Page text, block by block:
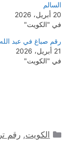
السالم
20 أبريل، 2026
في "الكويت"
رقم صباغ في عبد
21 أبريل، 2026
في "الكويت"
التصنيفات
الكويت,رقم